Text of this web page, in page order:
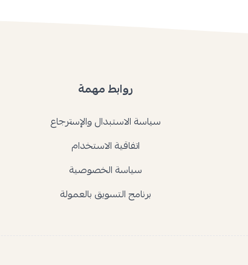
روابط مهمة
سياسة الاستبدال والإسترجاع
اتفاقية الاستخدام
سياسة الخصوصية
برنامج التسويق بالعمولة